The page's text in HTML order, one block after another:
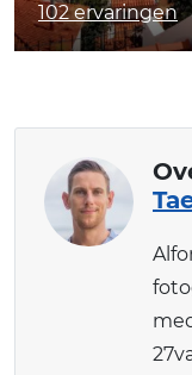
102 ervaringen